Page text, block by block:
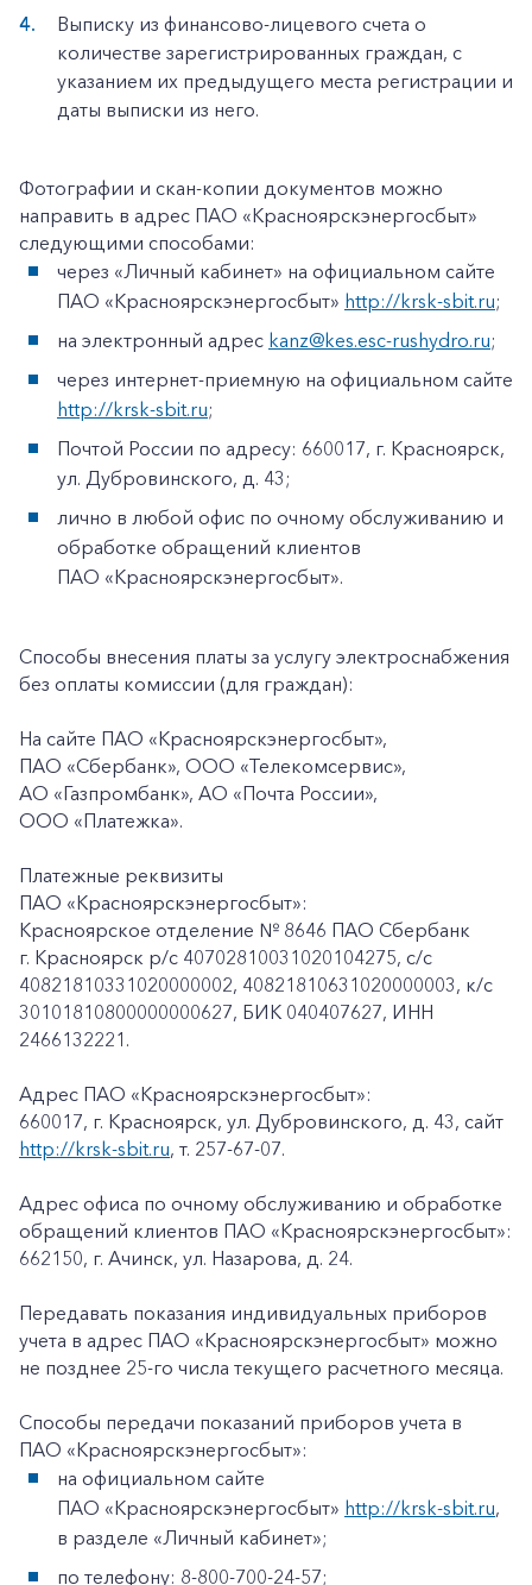
Выписку из финансово-лицевого счета о
количестве зарегистрированных граждан, с
указанием их предыдущего места регистрации и
даты выписки из него.
Фотографии и скан-копии документов можно
направить в адрес ПАО «Красноярскэнергосбыт»
следующими способами:
через «Личный кабинет» на официальном сайте
ПАО «Красноярскэнергосбыт» http://krsk-sbit.ru;
на электронный адрес kanz@kes.esc-rushydro.ru;
через интернет-приемную на официальном сайте
http://krsk-sbit.ru;
Почтой России по адресу: 660017, г. Красноярск,
ул. Дубровинского, д. 43;
лично в любой офис по очному обслуживанию и
обработке обращений клиентов
ПАО «Красноярскэнергосбыт».
Способы внесения платы за услугу электроснабжения
без оплаты комиссии (для граждан):
На сайте ПАО «Красноярскэнергосбыт»,
ПАО «Сбербанк», ООО «Телекомсервис»,
АО «Газпромбанк», АО «Почта России»,
ООО «Платежка».
Платежные реквизиты
ПАО «Красноярскэнергосбыт»:
Красноярское отделение № 8646 ПАО Сбербанк
г. Красноярск p/c 40702810031020104275, с/с
40821810331020000002, 40821810631020000003, к/c
30101810800000000627, БИК 040407627, ИНН
2466132221.
Адрес ПАО «Красноярскэнергосбыт»:
660017, г. Красноярск, ул. Дубровинского, д. 43, сайт
http://krsk-sbit.ru, т. 257-67-07.
Адрес офиса по очному обслуживанию и обработке
обращений клиентов ПАО «Красноярскэнергосбыт»:
662150, г. Ачинск, ул. Назарова, д. 24.
Передавать показания индивидуальных приборов
учета в адрес ПАО «Красноярскэнергосбыт» можно
не позднее 25-го числа текущего расчетного месяца.
Способы передачи показаний приборов учета в
ПАО «Красноярскэнергосбыт»:
на официальном сайте
ПАО «Красноярскэнергосбыт» http://krsk-sbit.ru,
в разделе «Личный кабинет»;
по телефону: 8-800-700-24-57;